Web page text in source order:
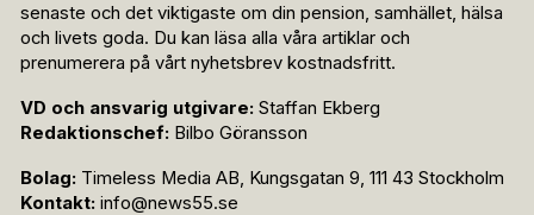
senaste och det viktigaste om din pension, samhället, hälsa
och livets goda. Du kan läsa alla våra artiklar och
prenumerera på vårt nyhetsbrev kostnadsfritt.
VD och ansvarig utgivare: Staffan Ekberg
Redaktionschef: Bilbo Göransson
Bolag: Timeless Media AB, Kungsgatan 9, 111 43 Stockholm
Kontakt: info@news55.se